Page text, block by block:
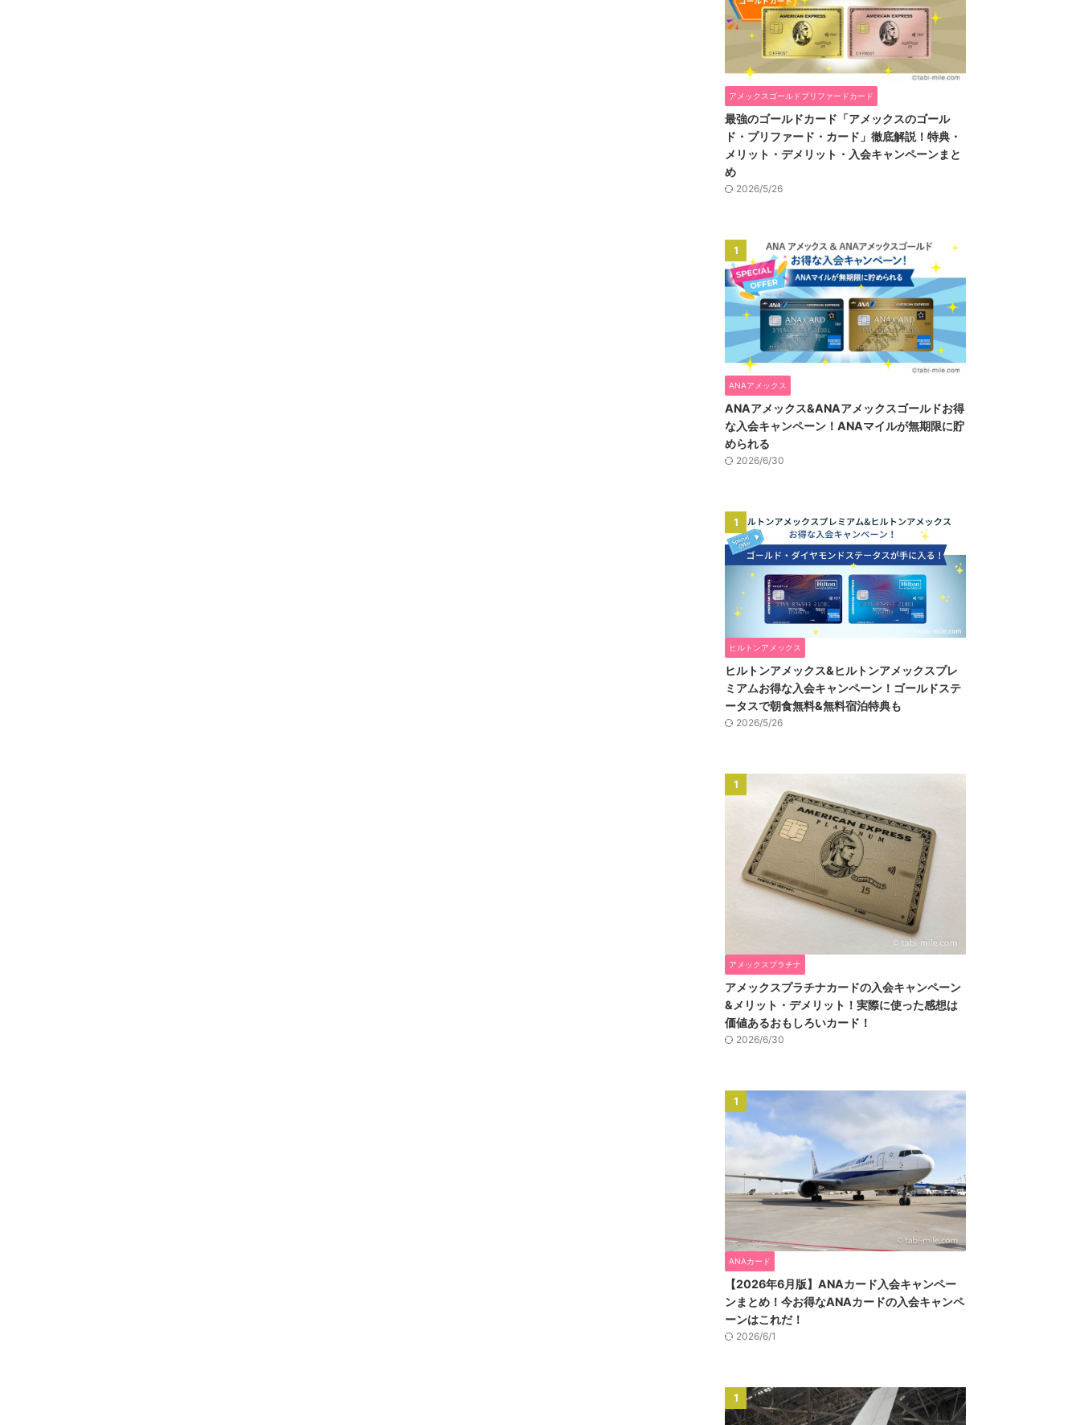
アメックスゴールドプリファードカード
最強のゴールドカード「アメックスのゴール
ド・プリファード・カード」徹底解説！特典・
メリット・デメリット・入会キャンペーンまと
め
2026/5/26
1
ANAアメックス
ANAアメックス&ANAアメックスゴールドお得
な入会キャンペーン！ANAマイルが無期限に貯
められる
2026/6/30
1
ヒルトンアメックス
ヒルトンアメックス&ヒルトンアメックスプレ
ミアムお得な入会キャンペーン！ゴールドステ
ータスで朝食無料&無料宿泊特典も
2026/5/26
1
アメックスプラチナ
アメックスプラチナカードの入会キャンペーン
&メリット・デメリット！実際に使った感想は
価値あるおもしろいカード！
2026/6/30
1
ANAカード
【2026年6月版】ANAカード入会キャンペー
ンまとめ！今お得なANAカードの入会キャンペ
ーンはこれだ！
2026/6/1
1